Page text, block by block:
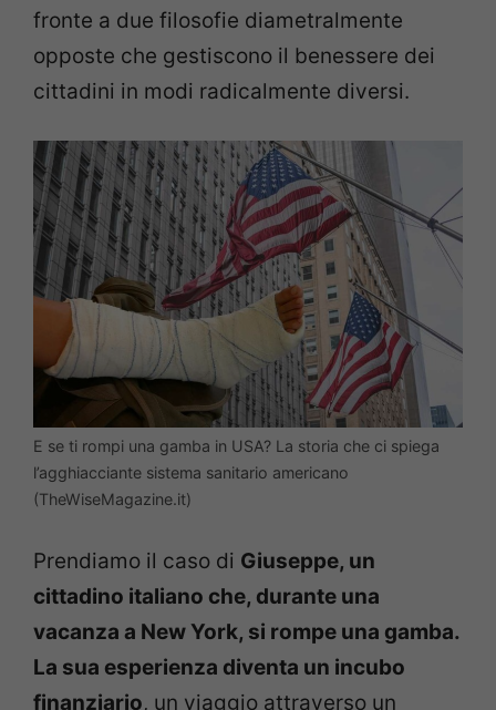
fronte a due filosofie diametralmente
opposte che gestiscono il benessere dei
cittadini in modi radicalmente diversi.
E se ti rompi una gamba in USA? La storia che ci spiega
l’agghiacciante sistema sanitario americano
(TheWiseMagazine.it)
Prendiamo il caso di Giuseppe, un
cittadino italiano che, durante una
vacanza a New York, si rompe una gamba.
La sua esperienza diventa un incubo
finanziario, un viaggio attraverso un